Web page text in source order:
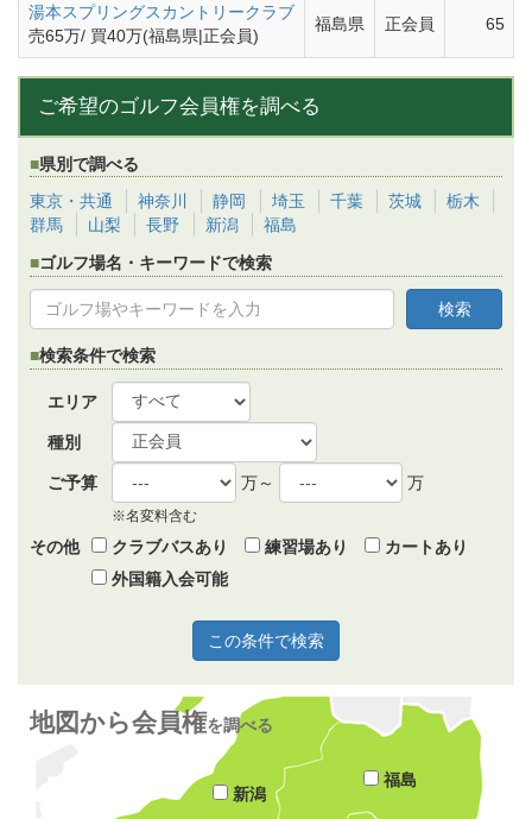
湯本スプリングスカントリークラブ
売65万/ 買40万(福島県|正会員)
福島県 正会員 65
ご希望のゴルフ会員権を調べる
県別で調べる
東京・共通
神奈川 静岡 埼玉 千葉 茨城
栃木
群馬
山梨 長野 新潟
福島
ゴルフ場名・キーワードで検索
検索条件で検索
エリア
種別
ご予算 万～ 万
※名変料含む
その他 クラブバスあり 練習場あり
カートあり
外国籍入会可能
地図から会員権を調べる
新潟
福島